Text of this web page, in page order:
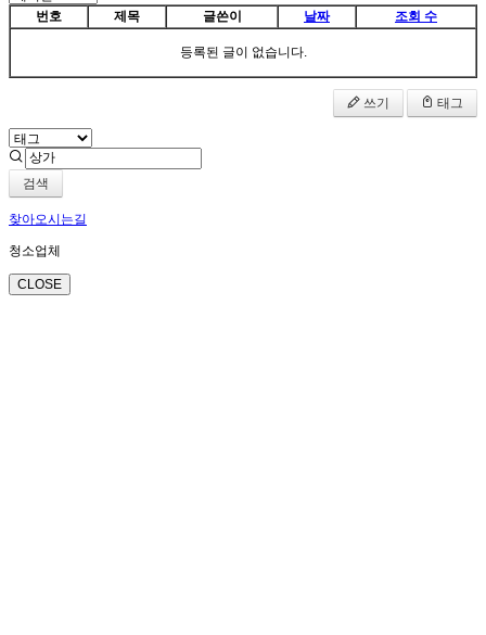
번호 제목 글쓴이 날짜 조회 수
등록된 글이 없습니다.
쓰기 태그
검색
찾아오시는길
청소업체
CLOSE